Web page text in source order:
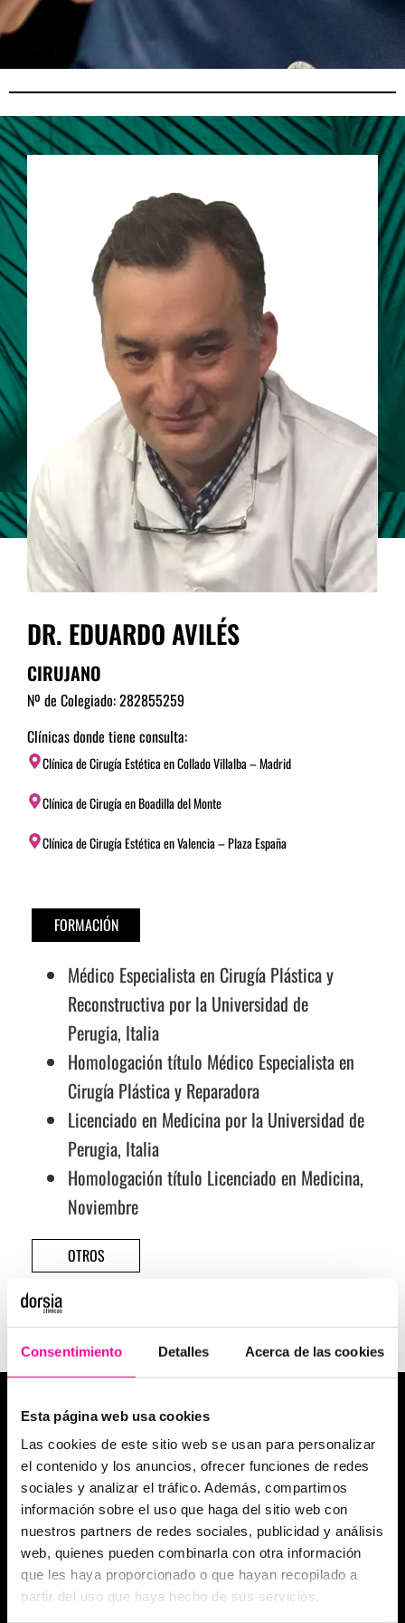
Consentimiento Detalles Acerca de las cookies
Esta página web usa cookies
Las cookies de este sitio web se usan para personalizar
el contenido y los anuncios, ofrecer funciones de redes
sociales y analizar el tráfico. Además, compartimos
información sobre el uso que haga del sitio web con
nuestros partners de redes sociales, publicidad y análisis
web, quienes pueden combinarla con otra información
que les haya proporcionado o que hayan recopilado a
partir del uso que haya hecho de sus servicios.
DR. EDUARDO AVILÉS
CIRUJANO
Nº de Colegiado: 282855259
Clínicas donde tiene consulta:
Clínica de Cirugía Estética en Collado Villalba – Madrid
Clínica de Cirugía en Boadilla del Monte
Clínica de Cirugía Estética en Valencia – Plaza España
FORMACIÓN
Médico Especialista en Cirugía Plástica y
Reconstructiva por la Universidad de
Perugia, Italia
Homologación título Médico Especialista en
Cirugía Plástica y Reparadora
Licenciado en Medicina por la Universidad de
Perugia, Italia
Homologación título Licenciado en Medicina,
Noviembre
OTROS
MEDICINA ESTÉTICA
Medicina estética facial
Medicina estética corporal
Aumento de labios
Eliminación de arrugas
Anticelulítico Global